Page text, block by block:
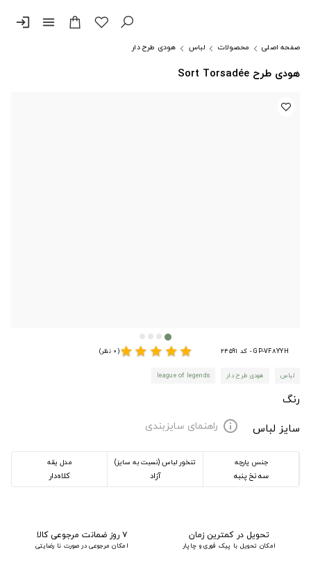
menu
login
صفحه اصلی محصولات لباس هودی طرح دار
هودی طرح Sort Torsadée
GP-VF8YYH - کد 24591 star
star
star
star
star(0 نظر)
لباس هودی طرح دار league of legends
رنگ
سایز لباس
info راهنمای سایزبندی
جنس پارچه
سه نخ پنبه
تنخور لباس (نسبت به سایز)
آزاد
مدل یقه
کلاه‌دار
تحویل در کمترین زمان
امکان تحویل با پیک فوری و چاپار
۷ روز ضمانت مرجوعی کالا
امکان مرجوعی در صورت نا رضایتی